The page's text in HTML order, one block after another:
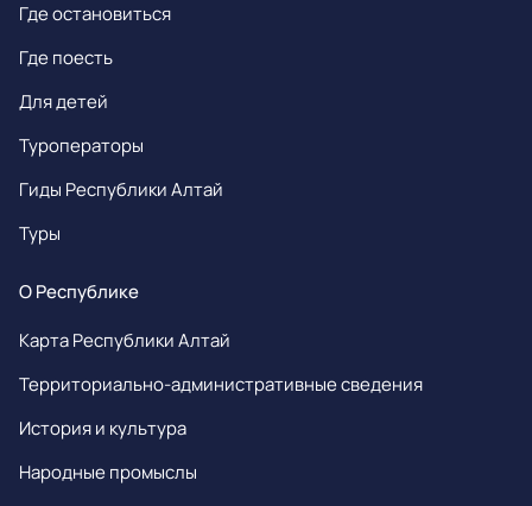
Где остановиться
Где поесть
Для детей
Туроператоры
Гиды Республики Алтай
Туры
О Республике
Карта Республики Алтай
Территориально-административные сведения
История и культура
Народные промыслы